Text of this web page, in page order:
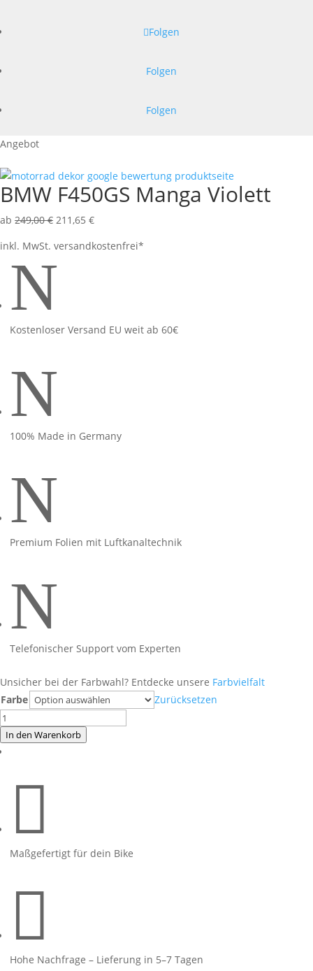
Folgen
Folgen
Folgen
Angebot
BMW F450GS Manga Violett
ab 249,00€ 211,65 €
inkl. MwSt. versandkostenfrei*
N
Kostenloser Versand EU weit ab 60€
N
100% Made in Germany
N
Premium Folien mit Luftkanaltechnik
N
Telefonischer Support vom Experten
Unsicher bei der Farbwahl? Entdecke unsere Farbvielfalt
Farbe
Zurücksetzen
BMW
F450GS
Manga
In den Warenkorb

Maßgefertigt für dein Bike

Hohe Nachfrage – Lieferung in 5–7 Tagen